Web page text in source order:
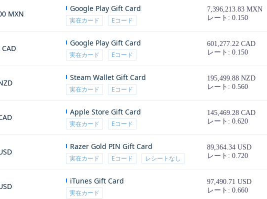
MXN
Google Play Gift Card
実在カード Eコード
7,396,213.83 MXN
レート: 0.150
Google Play Gift Card
実在カード Eコード
601,277.22 CAD
レート: 0.150
Steam Wallet Gift Card
実在カード Eコード
195,499.88 NZD
レート: 0.560
Apple Store Gift Card
実在カード Eコード
145,469.28 CAD
レート: 0.620
Razer Gold PIN Gift Card
実在カード Eコード レシートなし
89,364.34 USD
レート: 0.720
iTunes Gift Card
実在カード
97,490.71 USD
レート: 0.660